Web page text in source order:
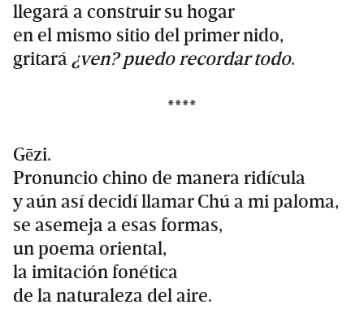
llegará a construir su hogar
en el mismo sitio del primer nido,
gritará¿ven? puedo recordar todo.
****
Gēzi.
Pronuncio chino de manera ridícula
y aún así decidí llamar Chú a mi paloma,
se asemeja a esas formas,
un poema oriental,
la imitación fonética
de la naturaleza del aire.